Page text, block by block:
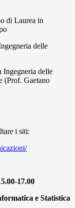
di Laurea in
delle
Ingegneria delle
(Prof. Gaetano
i siti:
17.00
e Statistica